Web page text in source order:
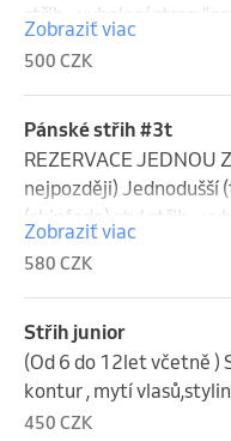
střih - vyholení stran
úprava obočí, mytí
Zobraziť viac
500 CZK
Pánské střih #3t
REZERVACE JEDNOU
nejpozději) Jednodušší
(skinfade) styl střih -
zaholení kontur, úprava
kolínská
Zobraziť viac
580 CZK
Střih junior
(Od 6 do 12let včetně )
kontur , mytí
450 CZK